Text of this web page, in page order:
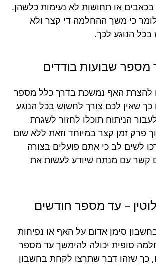
בכאבים או תחושות לא נעימות כלשהן.
לומר כי משך ההחלמה די קצר ולא
הנוגע לכך.
שבועות בודדים
להצרת האף נמשכת בדרך כלל מספר
כך שאין לכם צורך לחשוש בכל הנוגע
הניתוח תוכלו לחזור לשגרת
פרק זמן קצר במיוחד וזאת ללא שום
לשים לב כי אתם פועלים בצורה
קשר עם מנתח שיודע לעשות את
– עד מספר חודשים
סימן אדום על האף או נפיחות
סופית יכולה להימשך עד מספר
כך שזהו דבר שתרצו לקחת בחשבון